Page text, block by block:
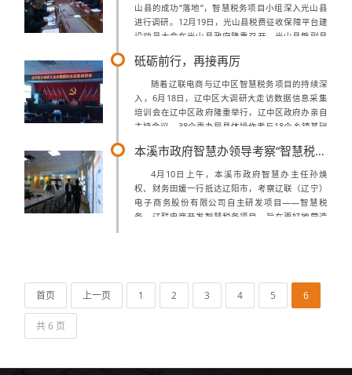
山县的成功“落地”，智慧税务项目小组深入光山县
进行调研。12月19日，光山县税费征收保障平台建
设动员大会在光山县政府隆重召开，光山县熊副县
慧税务项目小组作为企业方参加会议...
砥砺前行，再接再厉
随着辽联电商与辽中区智慧税务项目的持续深
入，6月18日，辽中区大调研大走访数据信息采集
培训会在辽中区政府隆重举行，辽中区政府办亲自
主持会议，38个委办局具体操作者与18个乡镇基础
总监侯振兴作为企业方参会。为解决辽...
本溪市政府智慧办领导考察“智慧税务”项目
4月10日上午，本溪市政府智慧办主任孙焕
权、财务田媛一行抵达辽阳市，考察辽联（辽宁）
电子商务股份有限公司自主研发项目——智慧税
务。辽联电商开发智慧税务项目，旨在更好地营造
首页 上一页 1 2 3 4 5 6
共 6 页